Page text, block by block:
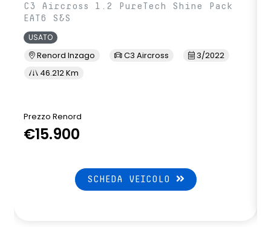
C3 Aircross 1.2 PureTech Shine Pack
EAT6 S&S
USATO
Renord Inzago C3 Aircross
3/2022
46.212 Km
Prezzo Renord
€15.900
SCHEDA VEICOLO